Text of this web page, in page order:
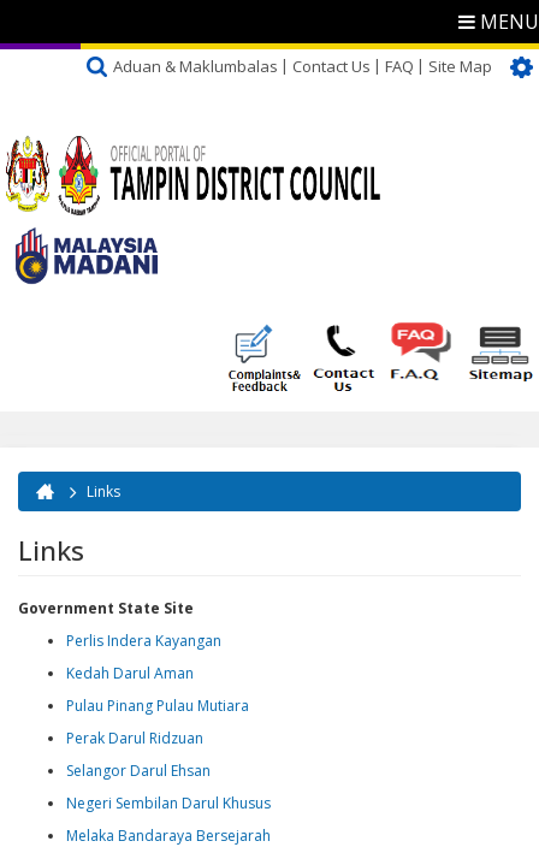
MENU
Aduan & Maklumbalas Contact Us FAQ Site Map
You are here
Links
Links
Government State Site
Perlis Indera Kayangan
Kedah Darul Aman
Pulau Pinang Pulau Mutiara
Perak Darul Ridzuan
Selangor Darul Ehsan
Negeri Sembilan Darul Khusus
Melaka Bandaraya Bersejarah